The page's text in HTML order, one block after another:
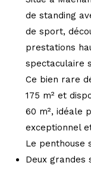
de standing
de sport,
prestations
spectaculaire
Ce bien rare
175 m² et
60 m², idéale
exceptionnel
Le penthouse
Deux grandes